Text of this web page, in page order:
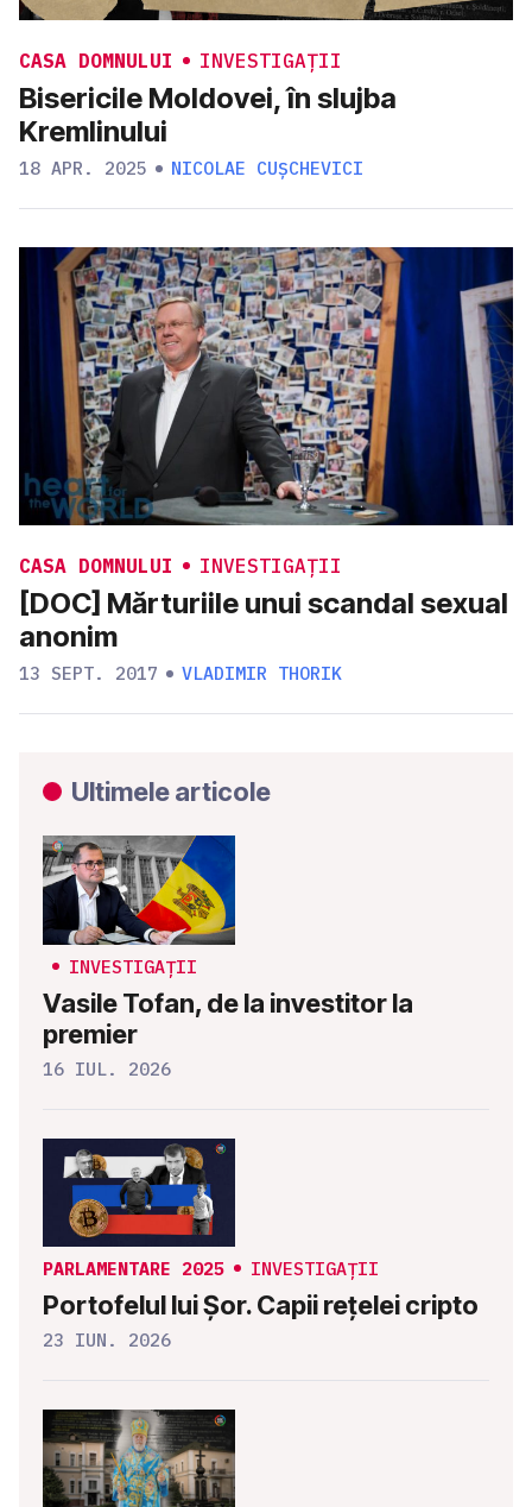
CASA DOMNULUI INVESTIGAȚII
Bisericile Moldovei, în slujba
Kremlinului
18 APR. 2025 NICOLAE CUȘCHEVICI
CASA DOMNULUI INVESTIGAȚII
[DOC] Mărturiile unui scandal sexual
anonim
13 SEPT. 2017 VLADIMIR THORIK
Ultimele articole
INVESTIGAȚII
Vasile Tofan, de la investitor la
premier
16 IUL. 2026
PARLAMENTARE 2025 INVESTIGAȚII
Portofelul lui Șor. Capii rețelei cripto
23 IUN. 2026